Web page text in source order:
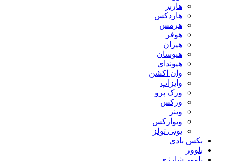
هاربر
هاردکس
هرمس
هوفر
هیزان
هیوسان
هیوندای
وان اکشن
وایزاپ
ورک پرو
ورکس
وینر
ویوارکس
یوتی تولز
بکس بادی
بلوور